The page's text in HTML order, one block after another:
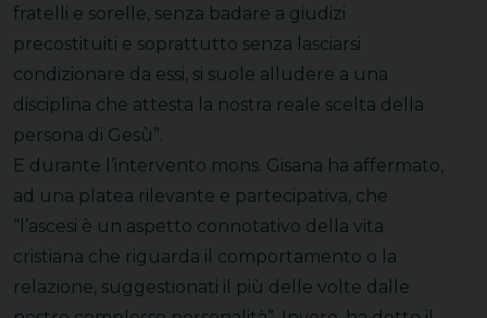
fratelli e sorelle, senza badare a giudizi
precostituiti e soprattutto senza lasciarsi
condizionare da essi, si suole alludere a una
disciplina che attesta la nostra reale scelta della
persona di Gesù”.
E durante l’intervento mons. Gisana ha affermato,
ad una platea rilevante e partecipativa, che
“l’ascesi è un aspetto connotativo della vita
cristiana che riguarda il comportamento o la
relazione, suggestionati il più delle volte dalle